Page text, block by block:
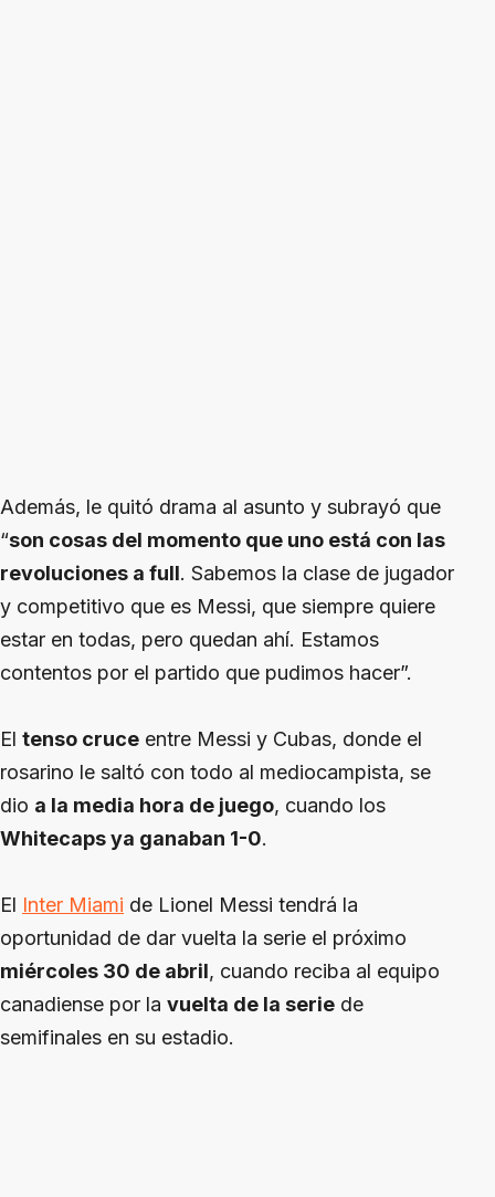
Además, le quitó drama al asunto y subrayó que
“son cosas del momento que uno está con las
revoluciones a full. Sabemos la clase de jugador
y competitivo que es Messi, que siempre quiere
estar en todas, pero quedan ahí. Estamos
contentos por el partido que pudimos hacer”.
El tenso cruce entre Messi y Cubas, donde el
rosarino le saltó con todo al mediocampista, se
dio a la media hora de juego, cuando los
Whitecaps ya ganaban 1-0.
El Inter Miami de Lionel Messi tendrá la
oportunidad de dar vuelta la serie el próximo
miércoles 30 de abril, cuando reciba al equipo
canadiense por la vuelta de la serie de
semifinales en su estadio.